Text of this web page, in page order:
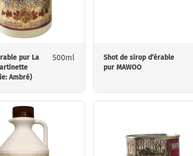
pur La
Ambré)
500ml
Shot de sirop d’érable
pur MAWOO